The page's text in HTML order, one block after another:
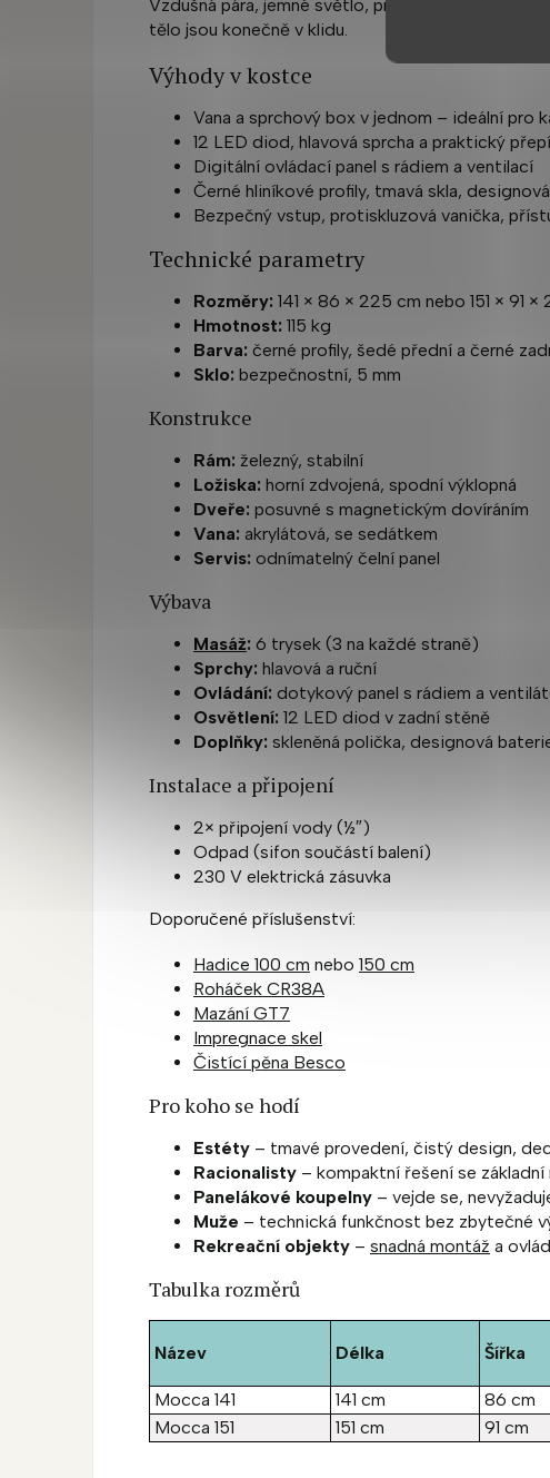
Vzdušná pára, jemné světlo, proud z horní
tělo jsou konečně v klidu.
Výhody v kostce
Vana a sprchový box v jednom – ideální pro
12 LED diod, hlavová sprcha a praktický
Digitální ovládací panel s rádiem a ventilací
Černé hliníkové profily, tmavá skla,
Bezpečný vstup, protiskluzová vanička,
Technické parametry
Rozměry: 141 × 86 × 225 cm nebo 151 × 91 ×
Hmotnost: 115 kg
Barva: černé profily, šedé přední a černé
Sklo: bezpečnostní, 5 mm
Konstrukce
Rám: železný, stabilní
Ložiska: horní zdvojená, spodní výklopná
Dveře: posuvné s magnetickým dovíráním
Vana: akrylátová, se sedátkem
Servis: odnímatelný čelní panel
Výbava
Masáž: 6 trysek (3 na každé straně)
Sprchy: hlavová a ruční
Ovládání: dotykový panel s rádiem a
Osvětlení: 12 LED diod v zadní stěně
Doplňky: skleněná polička, designová
Instalace a připojení
2× připojení vody (½″)
Odpad (sifon součástí balení)
230 V elektrická zásuvka
Doporučené příslušenství:
Hadice 100 cm nebo 150 cm
Roháček CR38A
Mazání GT7
Impregnace skel
Čistící pěna Besco
Pro koho se hodí
Estéty – tmavé provedení, čistý design,
Racionalisty – kompaktní řešení se
Panelákové koupelny – vejde se,
Muže – technická funkčnost bez zbytečné
Rekreační objekty – snadná montáž a
Tabulka rozměrů
Název Délka Šířka
Mocca 141 141 cm 86 cm
Mocca 151
151 cm 91 cm